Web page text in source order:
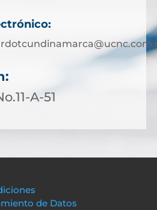
A-51
de Datos